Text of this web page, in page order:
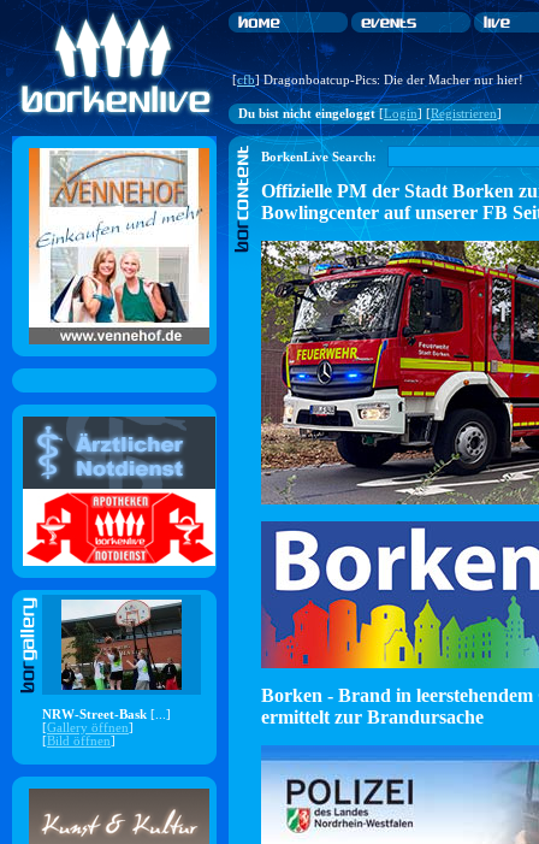
[cfb] Dragonboatcup-Pics: Die der Macher nur hier!
Du bist nicht eingeloggt[Login] [Registrieren]
NRW-Street-Bask [...]
[Gallery öffnen]
[Bild öffnen]
BorkenLive Search:
Offizielle PM der Stadt Borken
Bowlingcenter auf unserer FB
Borken - Brand in leerstehendem
ermittelt zur Brandursache